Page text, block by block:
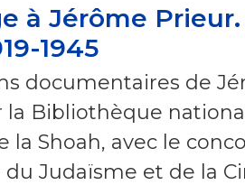
à Jérôme
1945
documentaires de
la Bibliothèque
la Shoah, avec le
du Judaïsme et de la